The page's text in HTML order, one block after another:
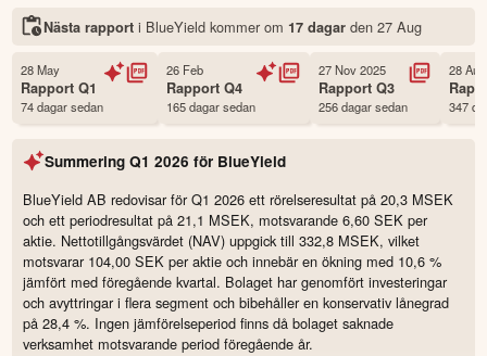
Namn BlueYield
Status Noterad
Land Sverige
Antal ägare Avanza
Antal ägare Nordnet
60 st
Källa:Börsdata
Nästa rapport i BlueYield kommer om 17 dagarden 27 Aug
28 May
RapportQ1
74 dagar sedan
26 Feb
RapportQ4
165 dagar sedan
27 Nov 2025
RapportQ3
256 dagar sedan
28
347
Summering Q1 2026 för BlueYield
BlueYield AB redovisar för Q1 2026 ett rörelseresultat på 20,3 MSEK
och ett periodresultat på 21,1 MSEK, motsvarande 6,60 SEK per
aktie. Nettotillgångsvärdet (NAV) uppgick till 332,8 MSEK, vilket
motsvarar 104,00 SEK per aktie och innebär en ökning med 10,6 %
jämfört med föregående kvartal. Bolaget har genomfört investeringar
och avyttringar i flera segment och bibehåller en konservativ lånegrad
på 28,4 %. Ingen jämförelseperiod finns då bolaget saknade
verksamhet motsvarande period föregående år.